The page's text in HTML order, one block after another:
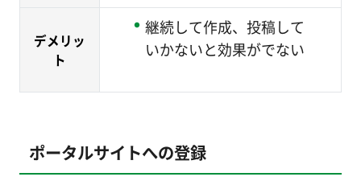
デメリッ
ト
継続して作成、投稿して
いかないと効果がでない
ポータルサイトへの登録